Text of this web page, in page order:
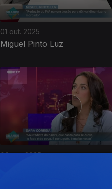
01 out. 2025
Miguel Pinto Luz
06 set. 2025